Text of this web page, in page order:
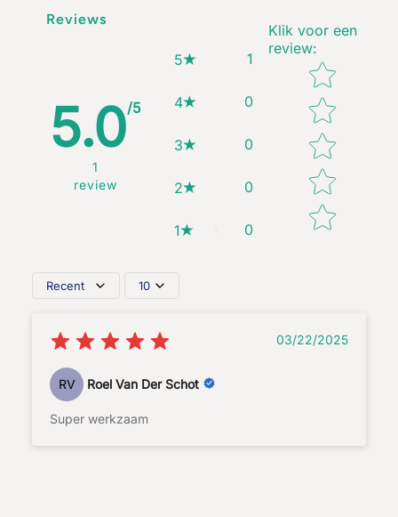
Reviews
5.0/5
1
review
5 1
4 0
3 0
2 0
1 0
Klik voor een
review:
Star rating
Recent 10
03/22/2025
RV Roel Van Der Schot
Super werkzaam